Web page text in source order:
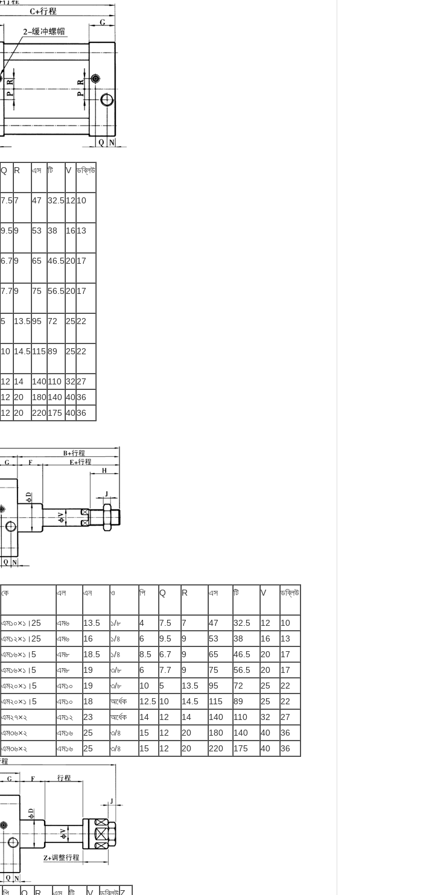
Q R এস টি V ডব্লিউ
7.57 47 32.512 10
9.59 53 38 16 13
6.79 65 46.52017
7.79 75 56.52017
5 13.595 72 2522
10 14.511589 2522
12 14 140110 32 27
12 20 180140 4036
12 20 220175 4036
কে এল এন ও পি Q R এস টি V ডব্লিউ
এম১০×১।25 এম৬ 13.5 ১/৮ 4 7.5 7 47 32.5 12
10
এম১২×১।25 এম৬ 16 ১/৪ 6 9.5 9 53 38 16
13
এম১৬×১।5 এম৮ 18.5 ১/৪ 8.5 6.7 9 65 46.5 20
17
এম১৬×১।5 এম৮ 19 ৩/৮ 6 7.7 9 75 56.5 20
17
এম২০×১।5 এম১০ 19 ৩/৮ 10 5 13.5 95 72 25
22
এম২০×১।5 এম১০ 18 অর্ধেক 12.5 10 14.5 115 89 25
22
এম২৭×২ এম১২ 23 অর্ধেক 14 12 14 140 110 32
27
এম৩৬×২ এম১৬ 25 ৩/৪ 15 12 20 180 140 40
36
এম৩৬×২ এম১৬ 25 ৩/৪ 15 12 20 220 175 40 36